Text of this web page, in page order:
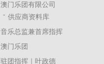
澳门乐团有限公司
供应商资料库
音乐总监兼首席指挥
澳门乐团
驻团指挥｜叶政德